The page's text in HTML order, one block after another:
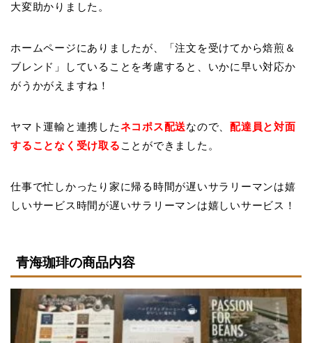
大変助かりました。
ホームページにありましたが、「注文を受けてから焙煎＆
ブレンド」していることを考慮すると、いかに早い対応か
がうかがえますね！
ヤマト運輸と連携したネコポス配送なので、配達員と対面
することなく受け取る ことができました。
仕事で忙しかったり家に帰る時間が遅いサラリーマンは嬉
しいサービス時間が遅いサラリーマンは嬉しいサービス！
青海珈琲の商品内容